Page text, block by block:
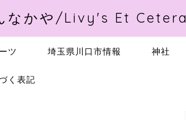
なかや/Livy's Et Cetera
ツ 埼玉県川口市情報 神社
く表記